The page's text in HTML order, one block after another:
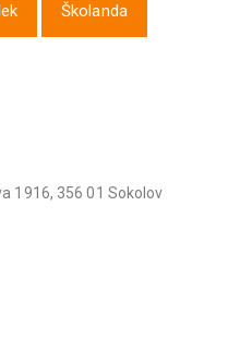
Školanda
1916, 356 01 Sokolov